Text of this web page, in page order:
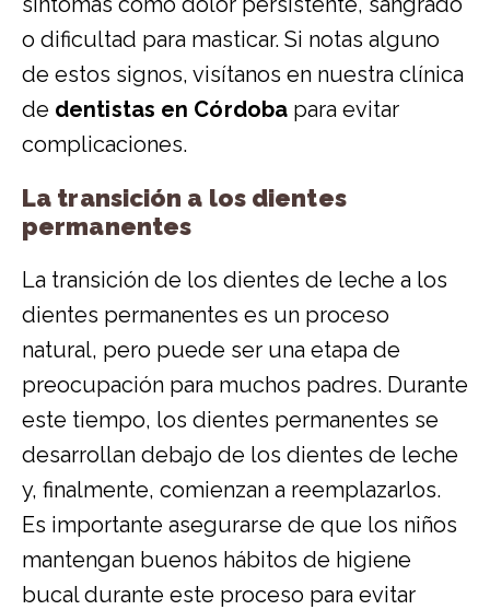
o dificultad para masticar. Si notas alguno
de estos signos, visítanos en nuestra clínica
de dentistas en Córdoba para evitar
complicaciones.
La transición a los dientes
permanentes
La transición de los dientes de leche a los
dientes permanentes es un proceso
natural, pero puede ser una etapa de
preocupación para muchos padres. Durante
este tiempo, los dientes permanentes se
desarrollan debajo de los dientes de leche
y, finalmente, comienzan a reemplazarlos.
Es importante asegurarse de que los niños
mantengan buenos hábitos de higiene
bucal durante este proceso para evitar